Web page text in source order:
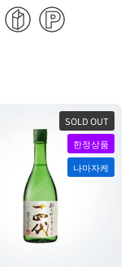
SOLD OUT
한정상품
나마자케